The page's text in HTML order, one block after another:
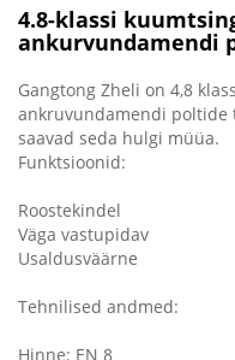
4.8-klassi
ankurvundamendi
Gangtong Zheli on 4,8
ankruvundamendi poltide
saavad seda hulgi müüa.
Funktsioonid:
Roostekindel
Väga vastupidav
Usaldusväärne
Tehnilised andmed:
Hinne: EN 8